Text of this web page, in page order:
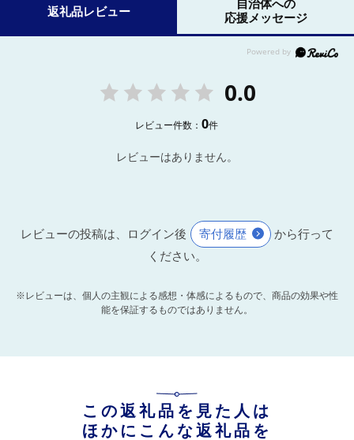
返礼品レビュー
自治体への
応援メッセージ
0.0
レビュー件数：0件
レビューはありません。
レビューの投稿は、ログイン後 寄付履歴
から行って
ください。
※レビューは、個人の主観による感想・体感によるもので、商品の効果や性
能を保証するものではありません。
この返礼品を見た人は
ほかにこんな返礼品を